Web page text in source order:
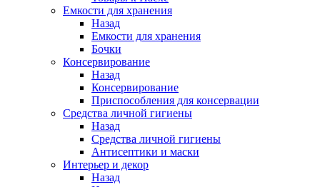
Емкости для хранения
Назад
Емкости для хранения
Бочки
Консервирование
Назад
Консервирование
Приспособления для консервации
Средства личной гигиены
Назад
Средства личной гигиены
Антисептики и маски
Интерьер и декор
Назад